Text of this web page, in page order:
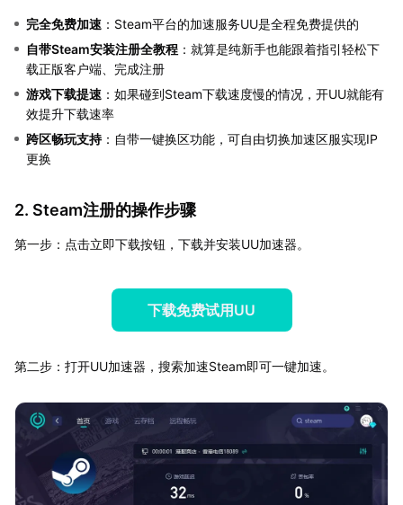
完全免费加速 ：Steam平台的加速服务UU是全程免费提供的
自带Steam安装注册全教程 ：就算是纯新手也能跟着指引轻松下
载正版客户端、完成注册
游戏下载提速 ：如果碰到Steam下载速度慢的情况，开UU就能有
效提升下载速率
跨区畅玩支持：自带一键换区功能，可自由切换加速区服实现IP
更换
2. Steam注册的操作步骤
第一步：点击立即下载按钮，下载并安装UU加速器。
下载免费试用UU
第二步：打开UU加速器，搜索加速Steam即可一键加速。